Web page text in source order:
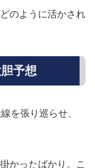
のように活かされ
予想
を張り巡らせ、
かったばかり。こ